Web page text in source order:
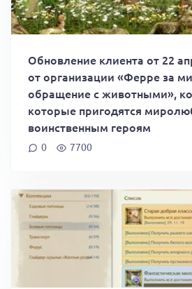
Обновление клиента от 22
от организации «Ферре за
обращение с животными»,
которые пригодятся
воинственным героям
0 7700